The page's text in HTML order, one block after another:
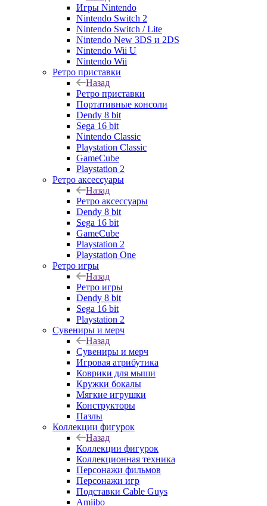
Игры Nintendo
Nintendo Switch 2
Nintendo Switch / Lite
Nintendo New 3DS и 2DS
Nintendo Wii U
Nintendo Wii
Ретро приставки
Назад
Ретро приставки
Портативные консоли
Dendy 8 bit
Sega 16 bit
Nintendo Classic
Playstation Classic
GameCube
Playstation 2
Ретро аксессуары
Назад
Ретро аксессуары
Dendy 8 bit
Sega 16 bit
GameCube
Playstation 2
Playstation One
Ретро игры
Назад
Ретро игры
Dendy 8 bit
Sega 16 bit
Playstation 2
Сувениры и мерч
Назад
Сувениры и мерч
Игровая атрибутика
Коврики для мыши
Кружки бокалы
Мягкие игрушки
Конструкторы
Пазлы
Коллекции фигурок
Назад
Коллекции фигурок
Коллекционная техника
Персонажи фильмов
Персонажи игр
Подставки Cable Guys
Amiibo